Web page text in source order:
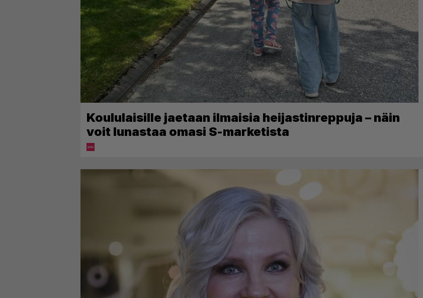
Koululaisille jaetaan ilmaisia heijastinreppuja – näin
voit lunastaa omasi S-marketista